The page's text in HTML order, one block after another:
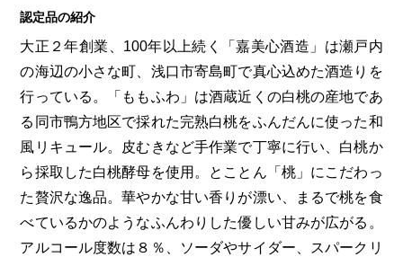
第2回 真庭市/新庄村
ふるさとあっ晴れ認定とは デジタルカタログ
認定品の紹介
大正２年創業、100年以上続く「嘉美心酒造」は瀬戸内
の海辺の小さな町、浅口市寄島町で真心込めた酒造りを
行っている。「ももふわ」は酒蔵近くの白桃の産地であ
る同市鴨方地区で採れた完熟白桃をふんだんに使った和
風リキュール。皮むきなど手作業で丁寧に行い、白桃か
ら採取した白桃酵母を使用。とことん「桃」にこだわっ
た贅沢な逸品。華やかな甘い香りが漂い、まるで桃を食
べているかのようなふんわりした優しい甘みが広がる。
アルコール度数は８％、ソーダやサイダー、スパークリ